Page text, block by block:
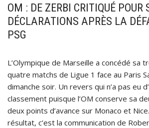
OM : DE ZERBI CRITIQUÉ POUR
DÉCLARATIONS APRÈS LA
PSG
L’Olympique de Marseille a concédé sa
quatre matchs de Ligue 1 face au Paris
dimanche soir. Un revers qui n’a pas eu
classement puisque l’OM conserve sa
deux points d’avance sur Monaco et
résultat, c’est la communication de